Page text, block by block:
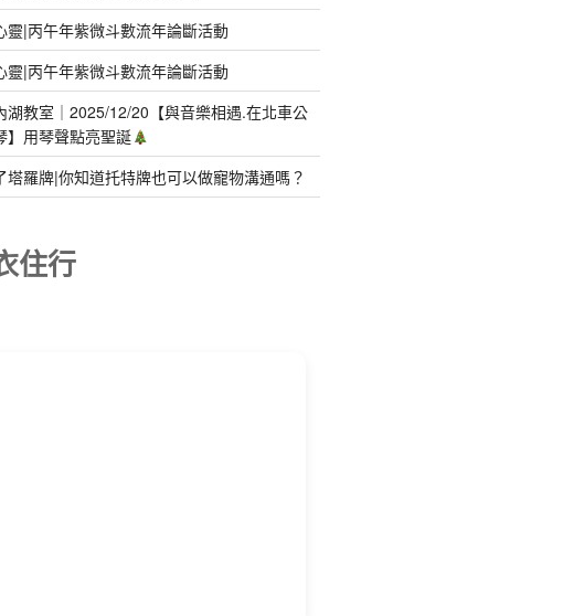
靈|丙午年紫微斗數流年論斷活動
靈|丙午年紫微斗數流年論斷活動
湖教室｜2025/12/20【與音樂相遇.在北車公
】用琴聲點亮聖誕
塔羅牌|你知道托特牌也可以做寵物溝通嗎？
住行